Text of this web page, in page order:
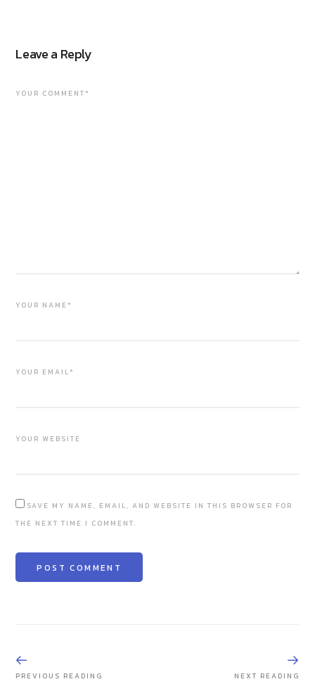
Leave a Reply
YOUR COMMENT*
YOUR NAME*
YOUR EMAIL*
YOUR WEBSITE
SAVE MY NAME, EMAIL, AND WEBSITE IN THIS BROWSER FOR
THE NEXT TIME I COMMENT.
PREVIOUS READING NEXT READING